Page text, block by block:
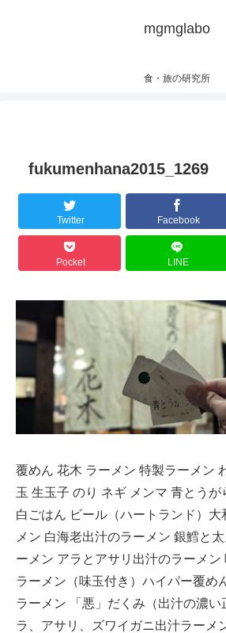
mgmglabo
食・旅の研究所
fukumenhana2015_1269
Twitter Facebook
Pocket LINE
覆めん 花木 ラーメン 特製ラーメン
玉 生玉子 のり ネギ メンマ 青とうが
白ごはん ビール（ハートランド）大
メン 白海老出汁のラーメン 銀鱈と
ーメン アラとアサリ出汁のラーメ
ラーメン（味玉付き）ハイパー覆め
ラーメン 「悪」だくみ（出汁の濃
ラ、アサリ、ズワイガニ出汁ラーメ